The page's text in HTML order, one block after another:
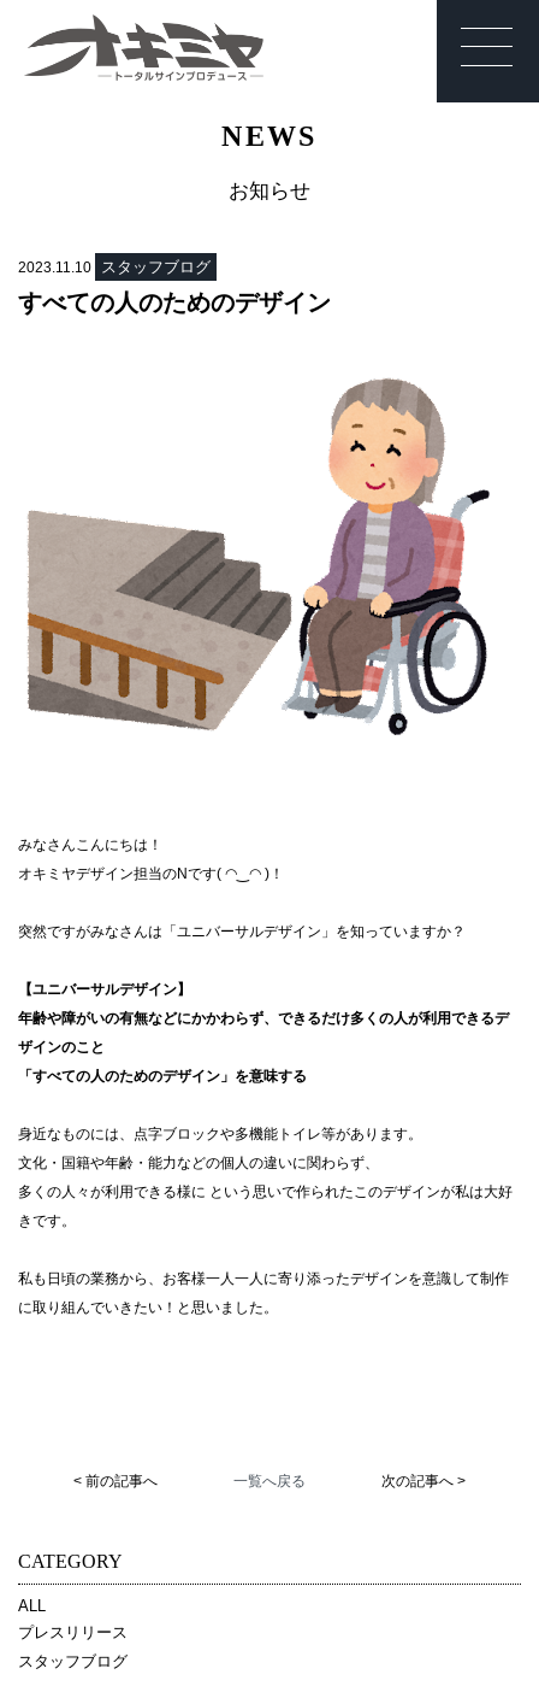
板 有限会社オキNEWS
お知らせ
2023.11.10 スタッフブログ
すべての人のためのデザイン
みなさんこんにちは！
オキミヤデザイン担当のNです( ◠‿◠ )！
突然ですがみなさんは「ユニバーサルデザイン」を知っていますか？
【ユニバーサルデザイン】
年齢や障がいの有無などにかかわらず、できるだけ多くの人が利用できるデ
ザインのこと
「すべての人のためのデザイン」を意味する
身近なものには、点字ブロックや多機能トイレ等があります。
文化・国籍や年齢・能力などの個人の違いに関わらず、
多くの人々が利用できる様に という思いで作られたこのデザインが私は大好
きです。
私も日頃の業務から、お客様一人一人に寄り添ったデザインを意識して制作
に取り組んでいきたい！と思いました。
< 前の記事へ 一覧へ戻る 次の記事へ >
CATEGORY
ALL
プレスリリース
スタッフブログ